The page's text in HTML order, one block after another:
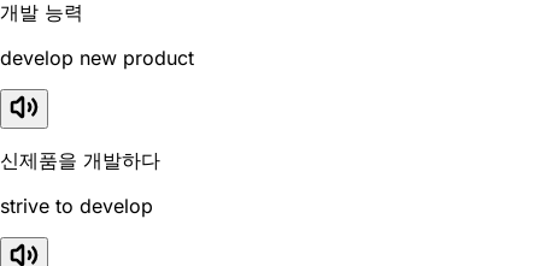
개발 능력
develop new product
신제품을 개발하다
strive to develop